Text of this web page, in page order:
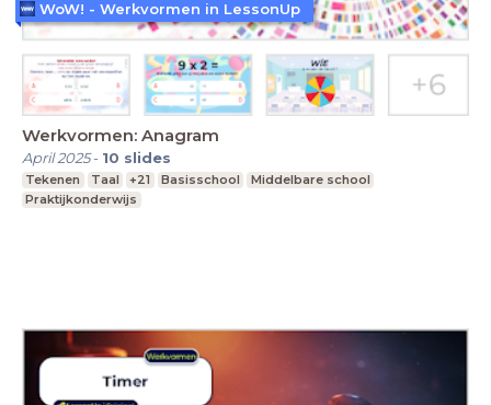
Werkvormen: Anagram
April 2025- 10 slides
Tekenen Taal +21 Basisschool
Middelbare school
Praktijkonderwijs
WoW! - Werkvormen in LessonUp